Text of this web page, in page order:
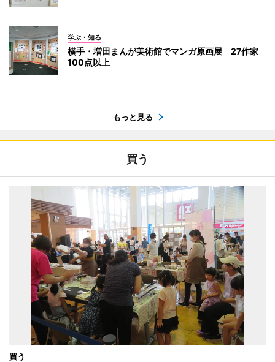
学ぶ・知る
横手・増田まんが美術館でマンガ原画展 27作家
100点以上
もっと見る
買う
買う